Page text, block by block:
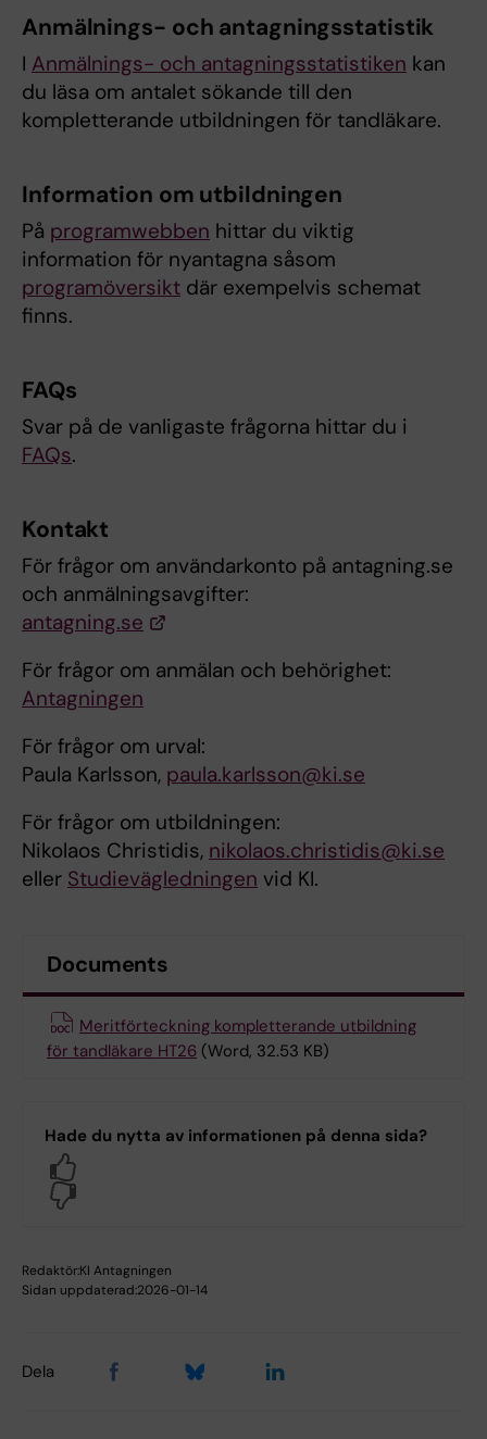
Anmälnings- och antagningsstatistik
I Anmälnings- och antagningsstatistiken kan
du läsa om antalet sökande till den
kompletterande utbildningen för tandläkare.
Information om utbildningen
På programwebben hittar du viktig
information för nyantagna såsom
programöversikt där exempelvis schemat
finns.
FAQs
Svar på de vanligaste frågorna hittar du i
FAQs.
Kontakt
För frågor om användarkonto på antagning.se
och anmälningsavgifter:
antagning.se
För frågor om anmälan och behörighet:
Antagningen
För frågor om urval:
Paula Karlsson, paula.karlsson@ki.se
För frågor om utbildningen:
Nikolaos Christidis, nikolaos.christidis@ki.se
eller Studievägledningen vid KI.
Documents
Meritförteckning kompletterande utbildning
för tandläkare HT26 (Word, 32.53 KB)
Hade du nytta av informationen på denna sida?
Redaktör:KI Antagningen
Sidan uppdaterad:2026-01-14
Dela